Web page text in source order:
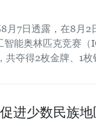
月7日透露，在8月
智能奥林匹克竞赛
共夺得2枚金牌、1枚
进少数民族